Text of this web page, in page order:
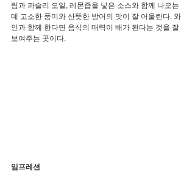
림과 파슬리 오일, 레몬즙을 넣은 소스와 함께 나오는
데 고소한 풍미와 산뜻한 방어의 맛이 잘 어울린다. 와
인과 함께 한다면 음식의 매력이 배가 된다는 것을 잘
보여주는 곳이다.
임프레션